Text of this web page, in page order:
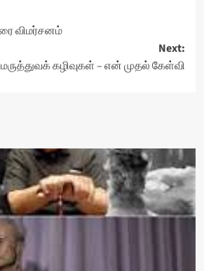
விமர்சனம்
Next:
கழிவுகள் – என் முதல் கேள்வி